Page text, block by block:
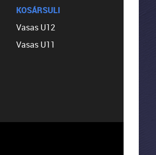
KOSÁRSULI
Vasas U12
Vasas U11